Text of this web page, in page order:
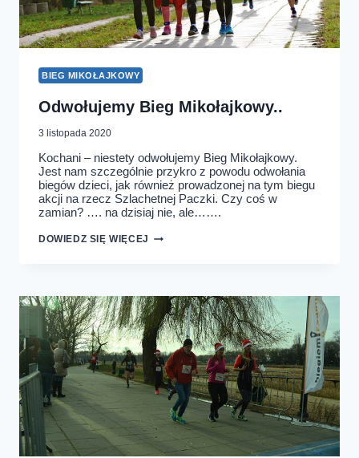
BIEG MIKOŁAJKOWY
Odwołujemy Bieg Mikołajkowy..
3 listopada 2020
Kochani – niestety odwołujemy Bieg Mikołajkowy.
Jest nam szczególnie przykro z powodu odwołania
biegów dzieci, jak również prowadzonej na tym biegu
akcji na rzecz Szlachetnej Paczki. Czy coś w
zamian? …. na dzisiaj nie, ale…….
DOWIEDZ SIĘ WIĘCEJ ODWOŁUJEMY